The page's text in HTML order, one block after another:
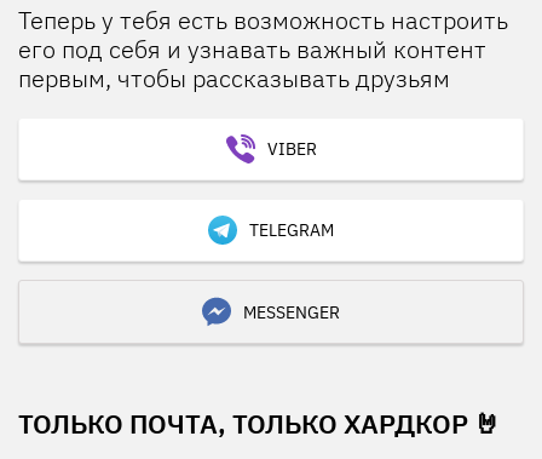
Теперь у тебя есть возможность настроить
его под себя и узнавать важный контент
первым, чтобы рассказывать друзьям
VIBER
TELEGRAM
MESSENGER
ТОЛЬКО ПОЧТА, ТОЛЬКО ХАРДКОР 🤘